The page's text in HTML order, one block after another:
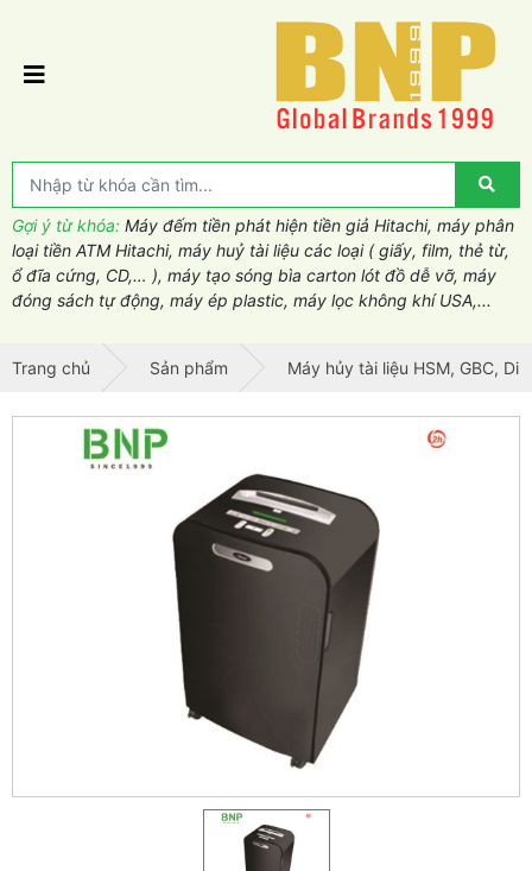
Gợi ý từ khóa: Máy đếm tiền phát hiện tiền giả Hitachi, máy phân
loại tiền ATM Hitachi, máy huỷ tài liệu các loại ( giấy, film, thẻ từ,
ổ đĩa cứng, CD,… ), máy tạo sóng bìa carton lót đồ dễ vỡ, máy
đóng sách tự động, máy ép plastic, máy lọc không khí USA,...
Trang chủ Sản phẩm Máy hủy tài liệu HSM, GBC,